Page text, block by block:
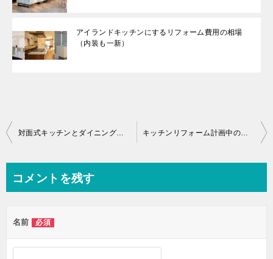
アイランドキッチンにするリフォーム費用の相場
（内装も一新）
投
ビ
ー
シ
対面式キッチンとダイニングテーブルのレイアウトは３つの要素と４つの注意点が肝 キッチンリフォーム計画中の人必見！洗濯機の場所はそこでＯＫ？
コメントを残す
名前 必須